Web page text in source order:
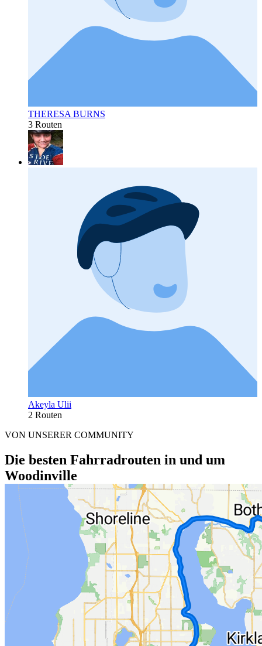
THERESA BURNS
3 Routen
Akeyla Ulii
2 Routen
VON UNSERER COMMUNITY
Die besten Fahrradrouten in und um
Woodinville